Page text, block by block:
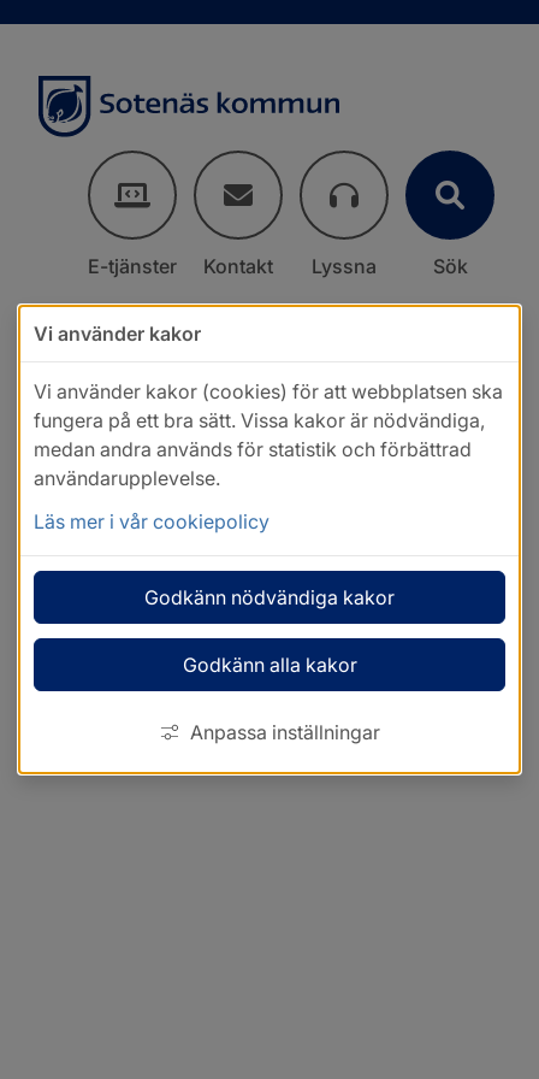
E-tjänster Kontakt Lyssna Sök
Vi använder kakor
Vi använder kakor (cookies) för att webbplatsen ska
fungera på ett bra sätt. Vissa kakor är nödvändiga,
medan andra används för statistik och förbättrad
användarupplevelse.
Läs mer i vår cookiepolicy
Godkänn nödvändiga kakor
Godkänn alla kakor
Anpassa inställningar